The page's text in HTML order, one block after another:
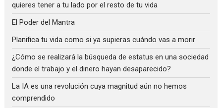
quieres tener a tu lado por el resto de tu vida
El Poder del Mantra
Planifica tu vida como si ya supieras cuándo vas a morir
¿Cómo se realizará la búsqueda de estatus en una sociedad
donde el trabajo y el dinero hayan desaparecido?
La IA es una revolución cuya magnitud aún no hemos
comprendido